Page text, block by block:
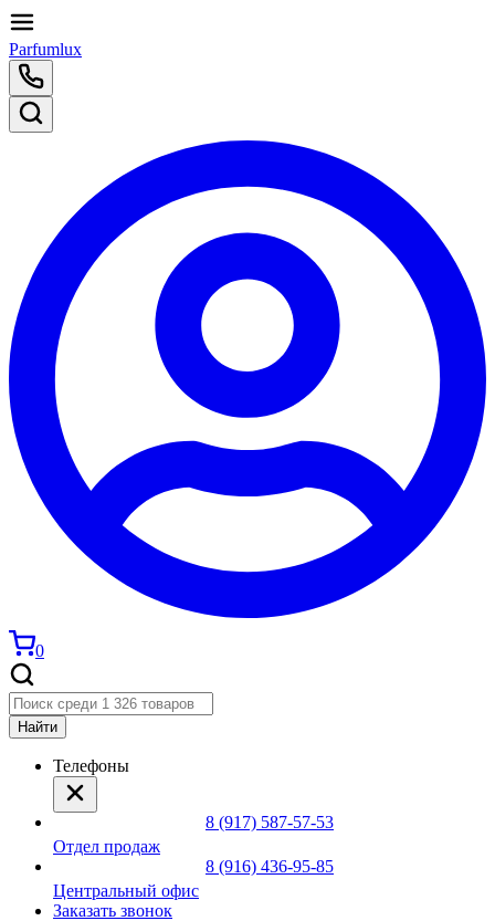
Parfumlux
0
Найти
Телефоны
8 (917) 587-57-53
Отдел продаж
8 (916) 436-95-85
Центральный офис
Заказать звонок